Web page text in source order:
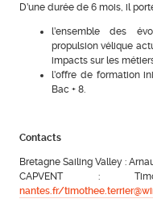
D’une durée de 6 mois, il
l’ensemble des
propulsion vélique
impacts sur les
l’offre de formation
Bac + 8.
Contacts
Bretagne Sailing Valley :
CAPVENT :
nantes.fr/